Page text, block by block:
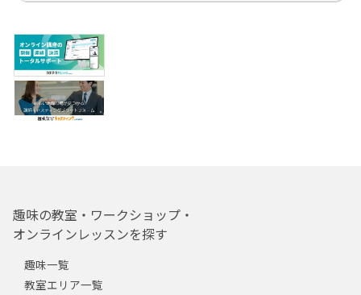
趣味の教室・ワークショップ・
オンラインレッスンを探す
趣味一覧
教室エリア一覧